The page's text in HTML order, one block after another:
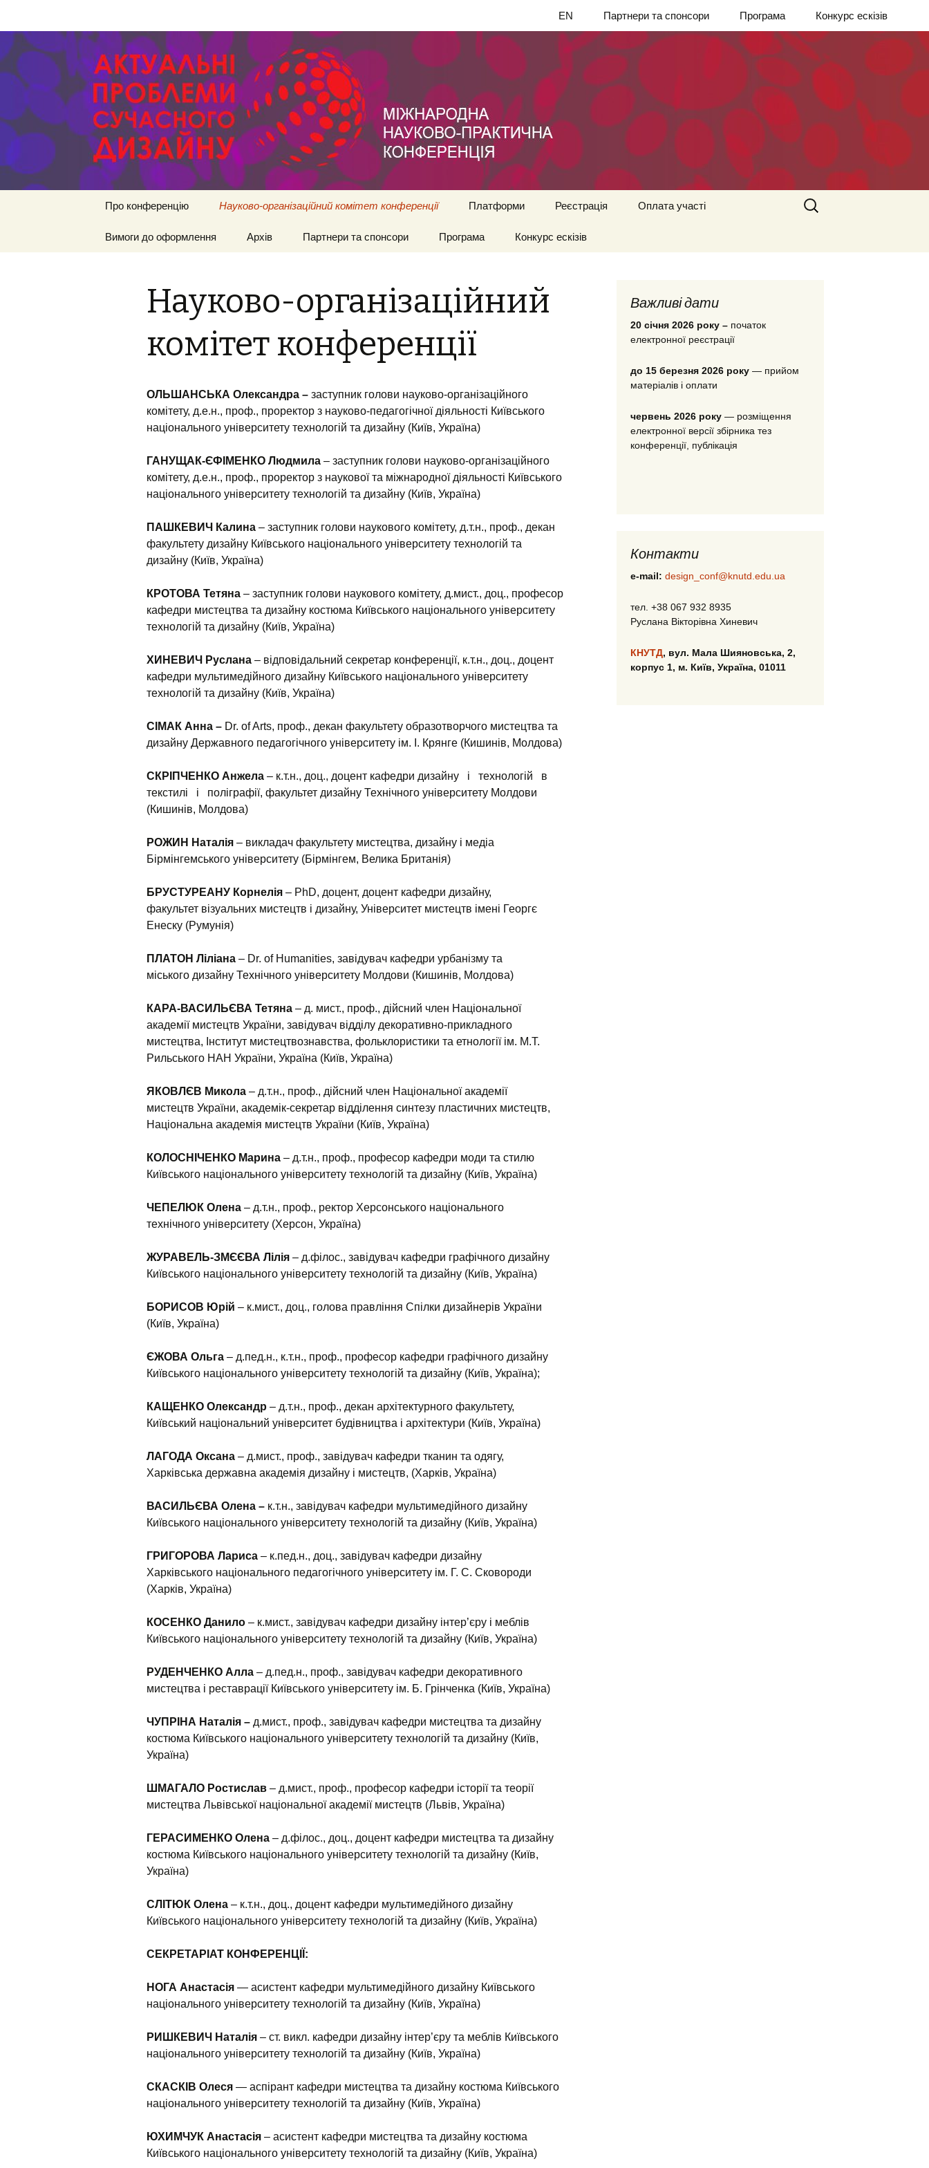
EN Партнери та спонсори Програма Конкурс ескізів
содержимому
Про конференцію Науково-організаційний комітет конференції Платформи Реєстрація Оплата участі
Вимоги до оформлення Архів Партнери та спонсори Програма Конкурс ескізів
Найти:
Науково-організаційний
комітет конференції
ОЛЬШАНСЬКА Олександра – заступник голови науково-організаційного
комітету, д.е.н., проф., проректор з науково-педагогічної діяльності Київського
національного університету технологій та дизайну (Київ, Україна)
ГАНУЩАК-ЄФІМЕНКО Людмила – заступник голови науково-організаційного
комітету, д.е.н., проф., проректор з наукової та міжнародної діяльності Київського
національного університету технологій та дизайну (Київ, Україна)
ПАШКЕВИЧ Калина – заступник голови наукового комітету, д.т.н., проф., декан
факультету дизайну Київського національного університету технологій та
дизайну (Київ, Україна)
КРОТОВА Тетяна – заступник голови наукового комітету, д.мист., доц., професор
кафедри мистецтва та дизайну костюма Київського національного університету
технологій та дизайну (Київ, Україна)
ХИНЕВИЧ Руслана – відповідальний секретар конференції, к.т.н., доц., доцент
кафедри мультимедійного дизайну Київського національного університету
технологій та дизайну (Київ, Україна)
СІМАК Анна – Dr. of Arts, проф., декан факультету образотворчого мистецтва та
дизайну Державного педагогічного університету ім. І. Крянге (Кишинів, Молдова)
СКРІПЧЕНКО Анжела – к.т.н., доц., доцент кафедри дизайну і технологій в
текстилі і поліграфії, факультет дизайну Технічного університету Молдови
(Кишинів, Молдова)
РОЖИН Наталія – викладач факультету мистецтва, дизайну і медіа
Бірмінгемського університету (Бірмінгем, Велика Британія)
БРУСТУРЕАНУ Корнелія – PhD, доцент, доцент кафедри дизайну,
факультет візуальних мистецтв і дизайну, Університет мистецтв імені Георгє
Енеску (Румунія)
ПЛАТОН Ліліана – Dr. of Humanities, завідувач кафедри урбанізму та
міського дизайну Технічного університету Молдови (Кишинів, Молдова)
КАРА-ВАСИЛЬЄВА Тетяна – д. мист., проф., дійсний член Національної
академії мистецтв України, завідувач відділу декоративно-прикладного
мистецтва, Інститут мистецтвознавства, фольклористики та етнології ім. М.Т.
Рильського НАН України, Україна (Київ, Україна)
ЯКОВЛЄВ Микола – д.т.н., проф., дійсний член Національної академії
мистецтв України, академік-секретар відділення синтезу пластичних мистецтв,
Національна академія мистецтв України (Київ, Україна)
КОЛОСНІЧЕНКО Марина – д.т.н., проф., професор кафедри моди та стилю
Київського національного університету технологій та дизайну (Київ, Україна)
ЧЕПЕЛЮК Олена – д.т.н., проф., ректор Херсонського національного
технічного університету (Херсон, Україна)
ЖУРАВЕЛЬ-ЗМЄЄВА Лілія – д.філос., завідувач кафедри графічного дизайну
Київського національного університету технологій та дизайну (Київ, Україна)
БОРИСОВ Юрій – к.мист., доц., голова правління Спілки дизайнерів України
(Київ, Україна)
ЄЖОВА Ольга – д.пед.н., к.т.н., проф., професор кафедри графічного дизайну
Київського національного університету технологій та дизайну (Київ, Україна);
КАЩЕНКО Олександр – д.т.н., проф., декан архітектурного факультету,
Київський національний університет будівництва і архітектури (Київ, Україна)
ЛАГОДА Оксана – д.мист., проф., завідувач кафедри тканин та одягу,
Харківська державна академія дизайну і мистецтв, (Харків, Україна)
ВАСИЛЬЄВА Олена – к.т.н., завідувач кафедри мультимедійного дизайну
Київського національного університету технологій та дизайну (Київ, Україна)
ГРИГОРОВА Лариса – к.пед.н., доц., завідувач кафедри дизайну
Харківського національного педагогічного університету ім. Г. С. Сковороди
(Харків, Україна)
КОСЕНКО Данило – к.мист., завідувач кафедри дизайну інтер’єру і меблів
Київського національного університету технологій та дизайну (Київ, Україна)
РУДЕНЧЕНКО Алла – д.пед.н., проф., завідувач кафедри декоративного
мистецтва і реставрації Київського університету ім. Б. Грінченка (Київ, Україна)
ЧУПРІНА Наталія – д.мист., проф., завідувач кафедри мистецтва та дизайну
костюма Київського національного університету технологій та дизайну (Київ,
Україна)
ШМАГАЛО Ростислав – д.мист., проф., професор кафедри історії та теорії
мистецтва Львівської національної академії мистецтв (Львів, Україна)
ГЕРАСИМЕНКО Олена – д.філос., доц., доцент кафедри мистецтва та дизайну
костюма Київського національного університету технологій та дизайну (Київ,
Україна)
СЛІТЮК Олена – к.т.н., доц., доцент кафедри мультимедійного дизайну
Київського національного університету технологій та дизайну (Київ, Україна)
СЕКРЕТАРІАТ КОНФЕРЕНЦІЇ:
НОГА Анастасія — асистент кафедри мультимедійного дизайну Київського
національного університету технологій та дизайну (Київ, Україна)
РИШКЕВИЧ Наталія – ст. викл. кафедри дизайну інтер’єру та меблів Київського
національного університету технологій та дизайну (Київ, Україна)
СКАСКІВ Олеся — аспірант кафедри мистецтва та дизайну костюма Київського
національного університету технологій та дизайну (Київ, Україна)
ЮХИМЧУК Анастасія – асистент кафедри мистецтва та дизайну костюма
Київського національного університету технологій та дизайну (Київ, Україна)
Важливі дати
20 січня 2026 року – початок
електронної реєстрації
до 15 березня 2026 року — прийом
матеріалів і оплати
червень 2026 року — розміщення
електронної версії збірника тез
конференції, публікація
Контакти
e-mail: design_conf@knutd.edu.ua
тел. +38 067 932 8935
Руслана Вікторівна Хиневич
КНУТД, вул. Мала Шияновська, 2,
корпус 1, м. Київ, Україна, 01011